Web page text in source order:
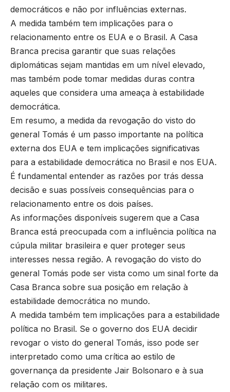
democráticos e não por influências externas.
A medida também tem implicações para o
relacionamento entre os EUA e o Brasil. A Casa
Branca precisa garantir que suas relações
diplomáticas sejam mantidas em um nível elevado,
mas também pode tomar medidas duras contra
aqueles que considera uma ameaça à estabilidade
democrática.
Em resumo, a medida da revogação do visto do
general Tomás é um passo importante na política
externa dos EUA e tem implicações significativas
para a estabilidade democrática no Brasil e nos EUA.
É fundamental entender as razões por trás dessa
decisão e suas possíveis consequências para o
relacionamento entre os dois países.
As informações disponíveis sugerem que a Casa
Branca está preocupada com a influência política na
cúpula militar brasileira e quer proteger seus
interesses nessa região. A revogação do visto do
general Tomás pode ser vista como um sinal forte da
Casa Branca sobre sua posição em relação à
estabilidade democrática no mundo.
A medida também tem implicações para a estabilidade
política no Brasil. Se o governo dos EUA decidir
revogar o visto do general Tomás, isso pode ser
interpretado como uma crítica ao estilo de
governança da presidente Jair Bolsonaro e à sua
relação com os militares.